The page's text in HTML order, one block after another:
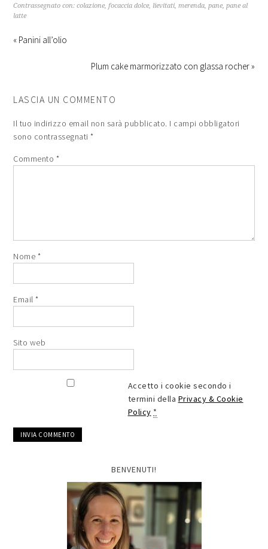
Contrassegnato con:colazione,focaccia dolce, lievitati,merenda,pane,pane al
latte
« Panini all’olio
Plum cake marmorizzato con glassa rocher »
LASCIA UN COMMENTO
Il tuo indirizzo email non sarà pubblicato. I campi obbligatori
sono contrassegnati*
Commento *
Nome *
Email*
Sito web
Accetto i cookie secondo i
termini della Privacy & Cookie
Policy *
BENVENUTI!